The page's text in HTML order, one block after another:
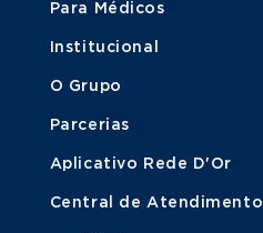
Para Médicos
Institucional
O Grupo
Parcerias
Aplicativo Rede D'Or
Central de Atendimento